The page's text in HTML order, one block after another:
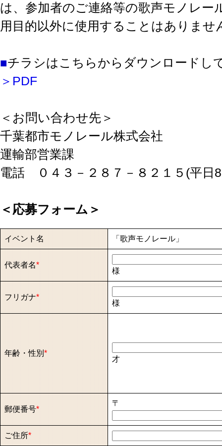
は、参加者のご連絡等の歌声モノレー
用目的以外に使用することはありませ
■チラシはこちらからダウンロードし
＞PDF
＜お問い合わせ先＞
千葉都市モノレール株式会社
運輸部営業課
電話 ０４３－２８７－８２１５(平日
＜応募フォーム＞
イベント名 「歌声モノレール」
代表者名*
様
フリガナ*
様
年齢・性別*
才
郵便番号*
〒
ご住所*